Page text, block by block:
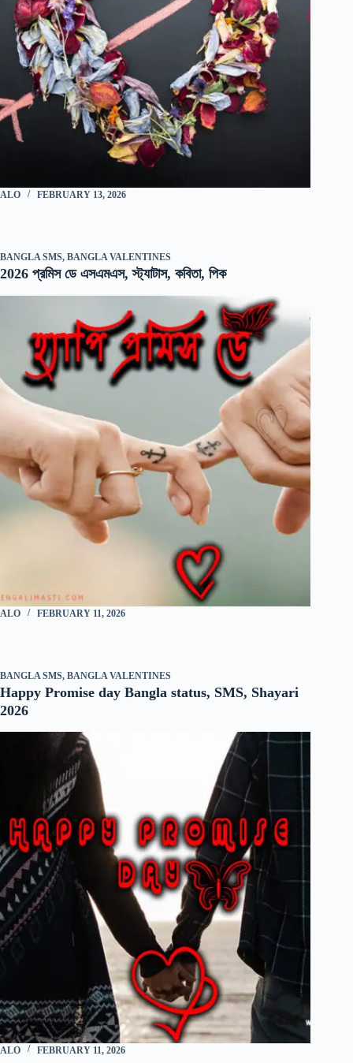
ALO FEBRUARY 13, 2026
BANGLA SMS, BANGLA VALENTINES
2026 প্রমিস ডে এসএমএস, স্ট্যাটাস, কবিতা, পিক
ALO FEBRUARY 11, 2026
BANGLA SMS, BANGLA VALENTINES
Happy Promise day Bangla status, SMS, Shayari
2026
ALO FEBRUARY 11, 2026